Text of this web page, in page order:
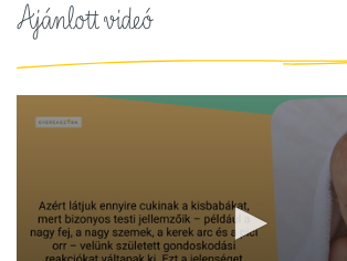
Ajánlott videó